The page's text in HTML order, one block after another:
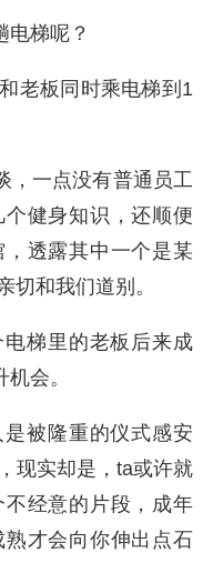
电梯呢？
老板同时乘电梯到1
，一点没有普通员工
健身知识，还顺便
透露其中一个是某
切和我们道别。
梯里的老板后来成
会。
被隆重的仪式感安
现实却是，ta或许就
经意的片段，成年
才会向你伸出点石